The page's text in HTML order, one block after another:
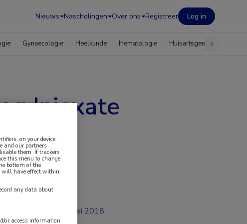
Nieuws Nascholingen Over ons Registreer Log in
Gynaecologie Heelkunde Hematologie Huisartsgeneeskunde
Injexate
mei 2018
on your device.
and our partners
them. If trackers
this menu to change
bottom of the
will have effect within
any data about
or access information